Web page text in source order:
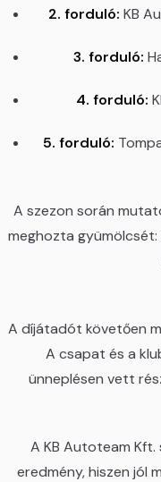
2. forduló: KB
3. forduló:
4. forduló:
5. forduló:
A szezon során
meghozta
A díjátadót követően
A csapat és a
ünneplésen vett
A KB Autoteam
eredmény, hiszen jól